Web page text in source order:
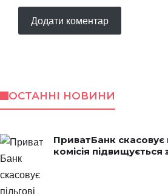
ОСТАННІ НОВИНИ
ПриватБанк скасовує
комісія підвищується